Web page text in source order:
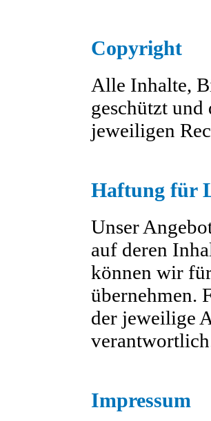
Copyright
Alle Inhalte,
geschützt
jeweiligen
Haftung für
Unser
auf deren
können wir
übernehmen.
der jeweilige
Impressum